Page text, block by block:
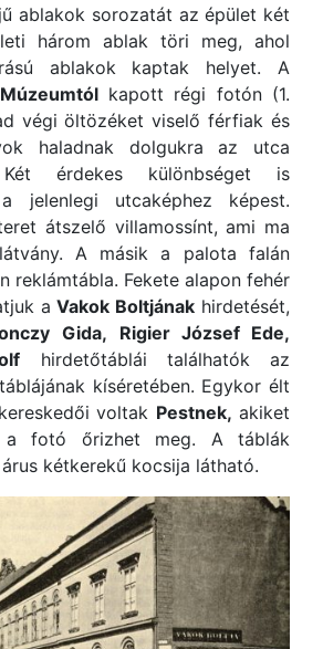
ablakok sorozatát az épület két
három ablak töri meg, ahol
ablakok kaptak helyet. A
kapott régi fotón (1.
végi öltözéket viselő férfiak és
haladnak dolgukra az utca
Két érdekes különbséget is
jelenlegi utcaképhez képest.
átszelő villamossínt, ami ma
A másik a palota falán
reklámtábla. Fekete alapon fehér
aVakok Boltjának hirdetését,
Gida,
Rigier József Ede,
hirdetőtáblái találhatók az
kíséretében. Egykor élt
voltak Pestnek, akiket
fotó őrizhet meg. A táblák
kétkerekű kocsija látható.